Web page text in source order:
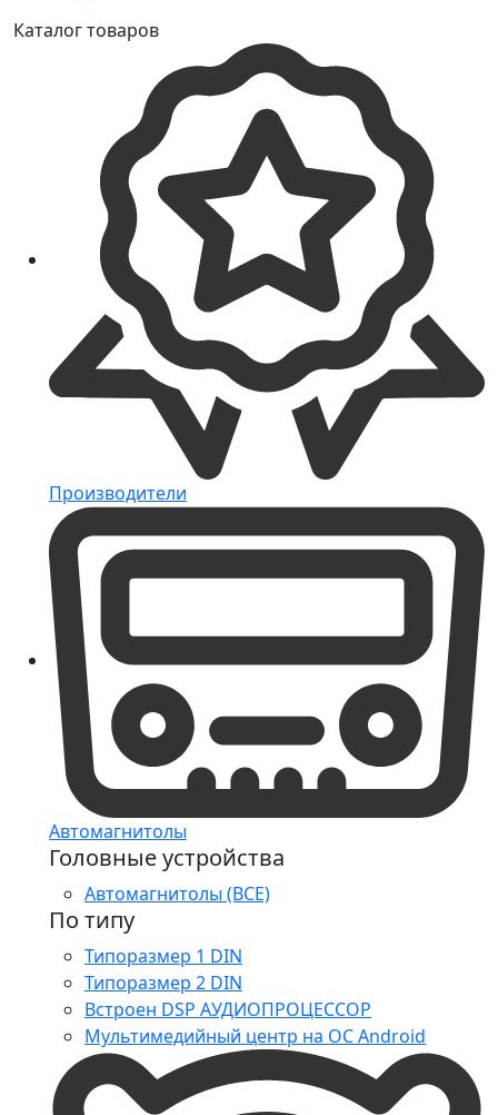
Каталог товаров
Производители
Автомагнитолы
Головные устройства
Автомагнитолы (ВСЕ)
По типу
Типоразмер 1 DIN
Типоразмер 2 DIN
Встроен DSP АУДИОПРОЦЕССОР
Мультимедийный центр на ОС Android